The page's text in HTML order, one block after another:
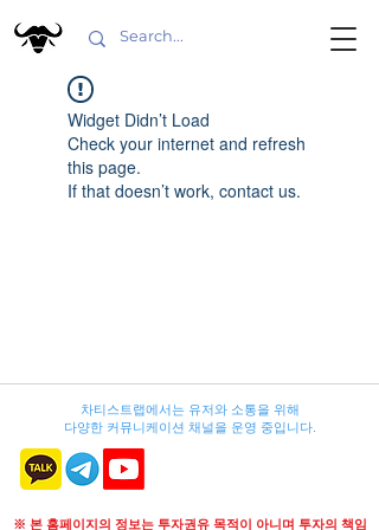
Widget Didn’t Load
Check your internet and refresh
this page.
If that doesn’t work, contact us.
차티스트랩에서는 유저와 소통을 위해
다양한 커뮤니케이션 채널을 운영 중입니다.
※ 본 홈페이지의 정보는 투자권유 목적이 아니며 투자의 책임